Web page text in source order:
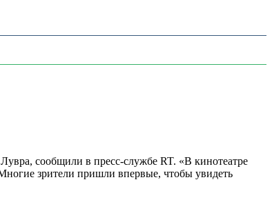
сообщили в пресс-службе RT. «В кинотеатре
зрители пришли впервые, чтобы увидеть